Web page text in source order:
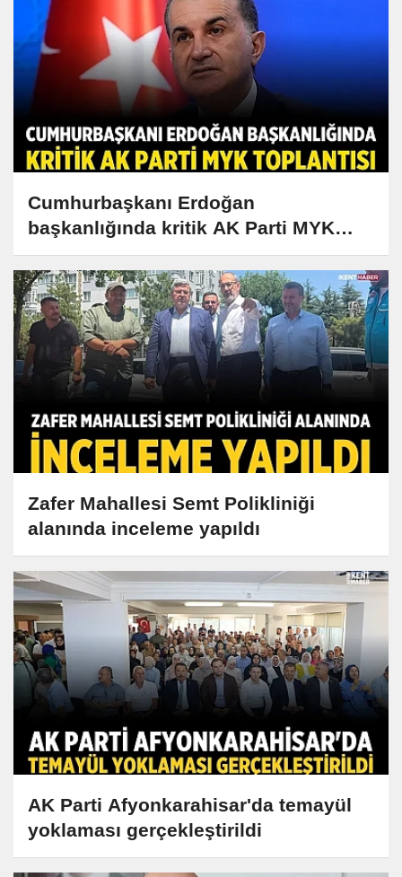
Cumhurbaşkanı Erdoğan
başkanlığında kritik AK Parti MYK
toplantısı
Zafer Mahallesi Semt Polikliniği
alanında inceleme yapıldı
AK Parti Afyonkarahisar'da temayül
yoklaması gerçekleştirildi